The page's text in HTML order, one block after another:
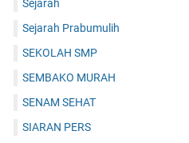
Sejarah
Sejarah Prabumulih
SEKOLAH SMP
SEMBAKO MURAH
SENAM SEHAT
SIARAN PERS